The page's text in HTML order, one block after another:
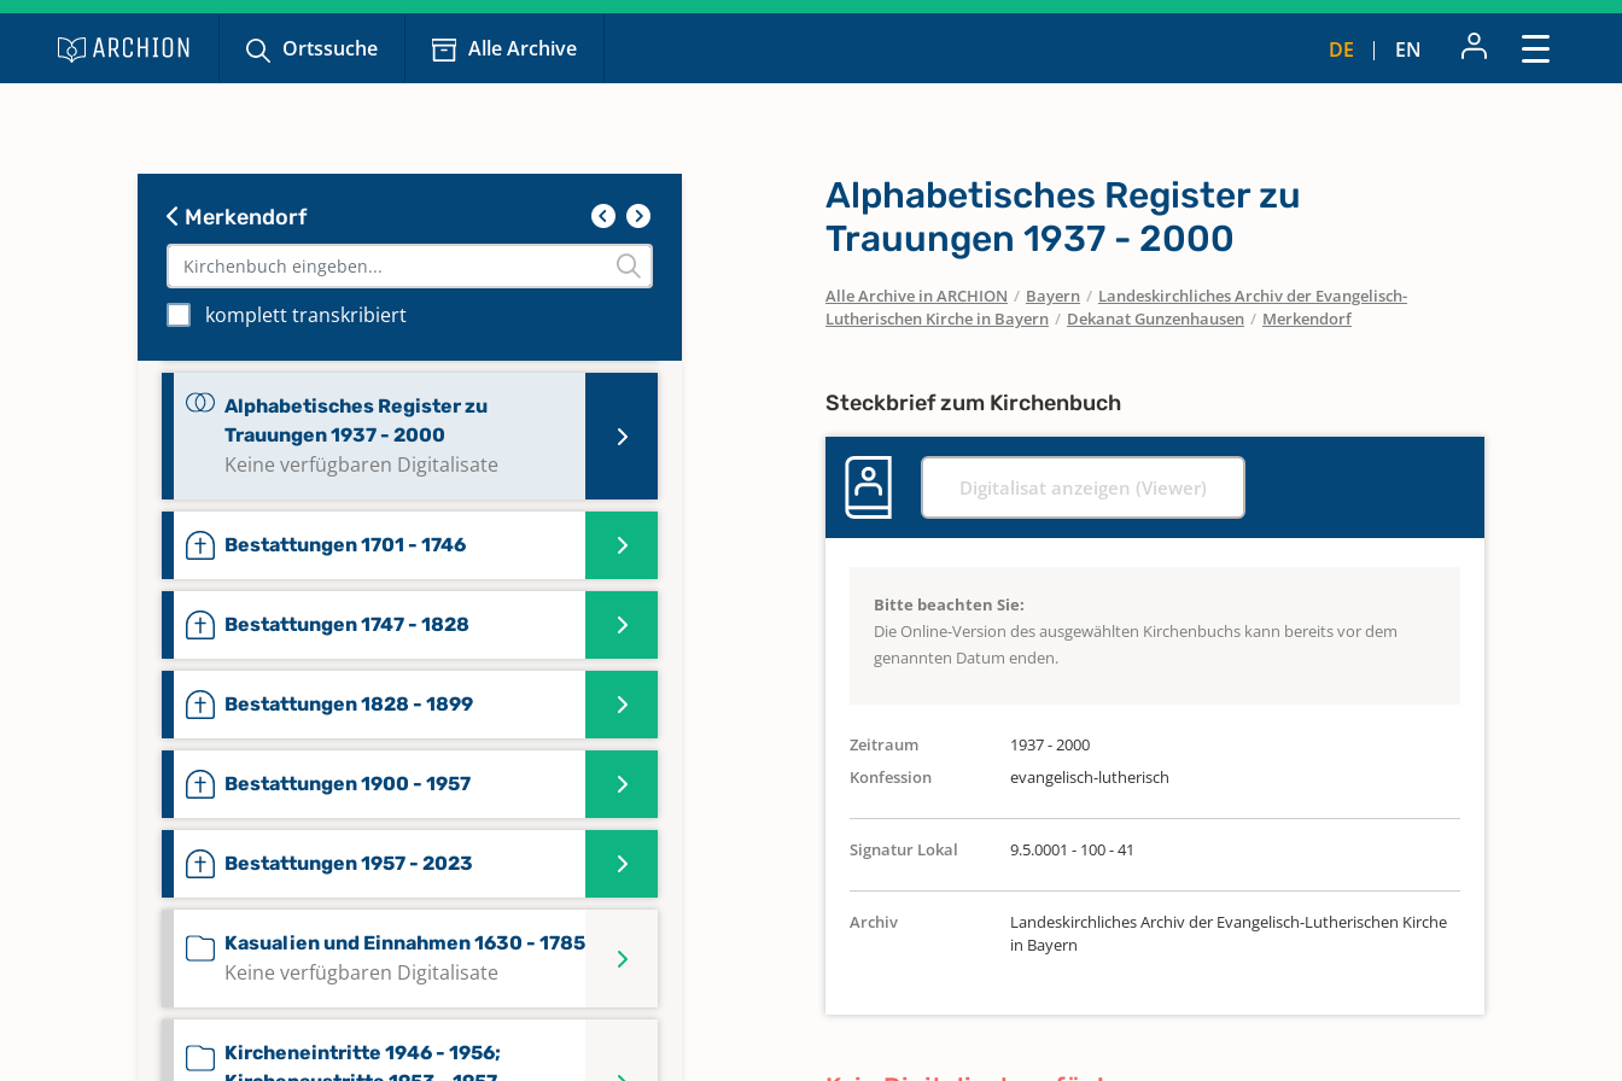
Ortssuche Alle Archive DE EN
Merkendorf
komplett transkribiert
Alphabetisches Register zu Taufen
1937 - 2012
Trauungen 1747 - 1830
Trauungen 1831 - 1936
Alphabetisches Register zu
Trauungen 1937 - 2000
Keine verfügbaren Digitalisate
Bestattungen 1701 - 1746
Bestattungen 1747 - 1828
Bestattungen 1828 - 1899
Bestattungen 1900 - 1957
Bestattungen 1957 - 2023
Kasualien und Einnahmen 1630 - 1785
Keine verfügbaren Digitalisate
Kircheneintritte 1946 - 1956;
Alphabetisches Register zu
Trauungen 1937 - 2000
Alle Archive in ARCHION / Bayern / Landeskirchliches Archiv der Evangelisch-
Lutherischen Kirche in Bayern / Dekanat Gunzenhausen / Merkendorf
Steckbrief zum Kirchenbuch
Digitalisat anzeigen (Viewer)
Bitte beachten Sie:
Die Online-Version des ausgewählten Kirchenbuchs kann bereits vor dem
genannten Datum enden.
Zeitraum
1937 - 2000
Konfession
evangelisch-lutherisch
Signatur Lokal 9.5.0001 - 100 - 41
Archiv
Landeskirchliches Archiv der Evangelisch-Lutherischen Kirche
in Bayern